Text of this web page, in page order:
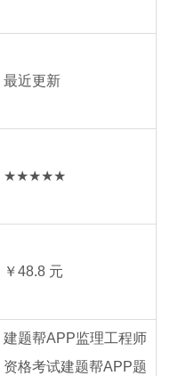
最近更新
★★★★★
￥48.8 元
建题帮APP监理工程师
资格考试建题帮APP题